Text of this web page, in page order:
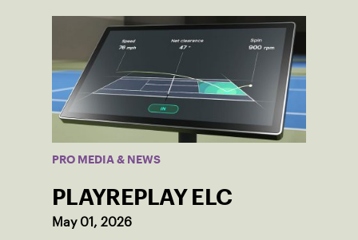
PRO MEDIA & NEWS
PLAYREPLAY ELC
May 01, 2026